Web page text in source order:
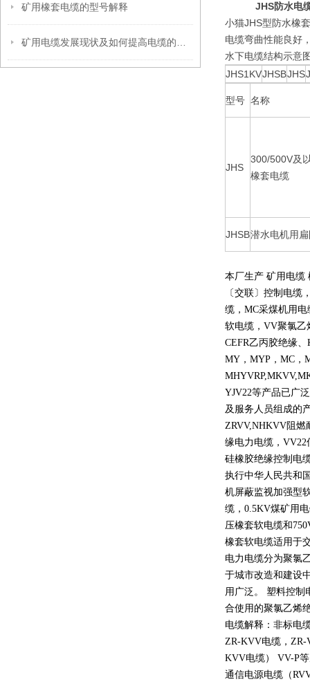
矿用橡套电缆的型号解释
JHS防水电
小猫JHS型防水橡
电缆弯曲性能良好
水下电缆结构示意
JHS1KVJHSBJHS
型号 名称
JHS
300/500V及
橡套电缆
JHSB潜水电机用
本厂生产 矿用电缆
〔交联〕控制电缆
缆， MC采煤机用电
软电缆， VV聚氯乙
CEFR乙丙胶绝缘、
MY ， MYP ， MC ，
YJV22等产品已广
及服务人员组成的
ZRVV,NHKVV阻燃
缘电力电缆， VV22
硅橡胶绝缘控制电
执行中华人民共和
机屏蔽监视加强型
缆， 0.5KV煤矿用
压橡套软电缆和
橡套软电缆适用于
电力电缆分为聚氯
于城市改造和建设
用广泛。 塑料控制
合使用的聚氯乙烯
电缆解释：非标电
ZR-KVV电缆， ZR-
KVV电缆） VV-P
通信电源电缆（